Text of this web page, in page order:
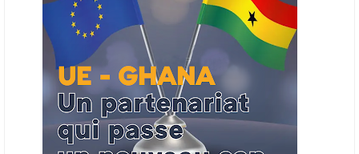
2027, à un bulletin africain des appels d’offres dans le secteur de
l’énergie.
06/06/26 AFRICA FINANCE CORPORATION
Cette semaine, Africa Finance Corporation (AFC) a annoncé avoir
bouclé un prêt syndiqué de 2 milliards de dollars, la plus importante
levée de son histoire. Initialement calibrée à 1,6 milliard, l'opération a
été relevée de 400 millions face à l'afflux des souscriptions de
banques internationales. Plus du tiers des fonds proviennent